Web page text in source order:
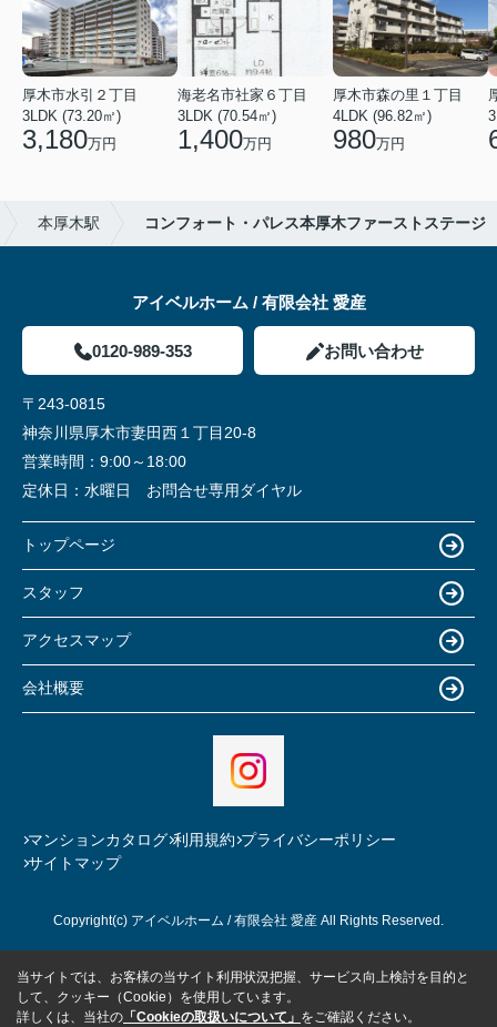
厚木市水引２丁目
3LDK (73.20㎡)
3,180万円
海老名市社家６丁目
3LDK (70.54㎡)
1,400万円
厚木市森の里１丁目
4LDK (96.82㎡)
980万円
本厚木駅 コンフォート・パレス本厚木ファーストステージ
アイベルホーム / 有限会社 愛産
0120-989-353 お問い合わせ
〒243-0815
神奈川県厚木市妻田西１丁目20-8
営業時間： 9:00～18:00
定休日： 水曜日 お問合せ専用ダイヤル
トップページ
スタッフ
アクセスマップ
会社概要
マンションカタログ 利用規約 プライバシーポリシー
サイトマップ
Copyright(c) アイベルホーム / 有限会社 愛産 All Rights Reserved.
当サイトでは、お客様の当サイト利用状況把握、サービス向上検討を目的と
して、クッキー（Cookie）を使用しています。
詳しくは、当社の 「Cookieの取扱いについて」 をご確認ください。